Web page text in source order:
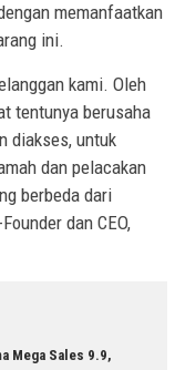
memanfaatkan
ini.
kami. Oleh
tentunya berusaha
diakses, untuk
dan pelacakan
berbeda dari
dan CEO,
Mega Sales 9.9,